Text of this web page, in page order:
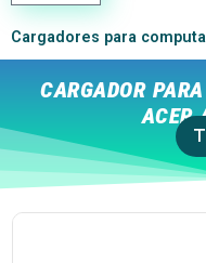
Cargadores para
CARGADOR
ACER